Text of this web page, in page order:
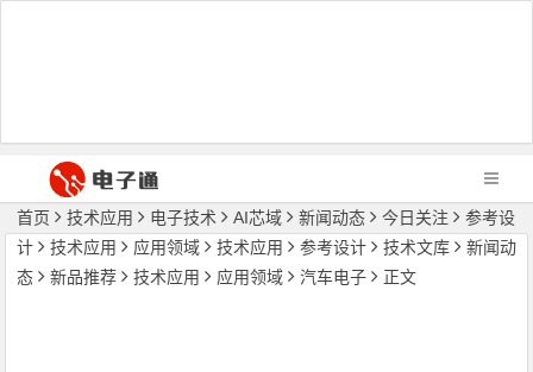
首页 技术应用 电子技术 AI芯域 新闻动态 今日关注
参考设
计
技术应用 应用领域 技术应用 参考设计 技术文库
新闻动
态
新品推荐 技术应用 应用领域 汽车电子 正文